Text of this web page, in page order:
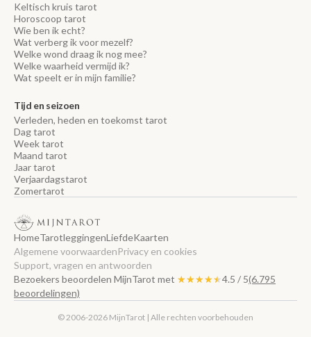
Keltisch kruis tarot
Horoscoop tarot
Wie ben ik echt?
Wat verberg ik voor mezelf?
Welke wond draag ik nog mee?
Welke waarheid vermijd ik?
Wat speelt er in mijn familie?
Tijd en seizoen
Verleden, heden en toekomst tarot
Dag tarot
Week tarot
Maand tarot
Jaar tarot
Verjaardagstarot
Zomertarot
HomeTarotleggingenLiefdeKaarten
Algemene voorwaardenPrivacy en cookies
Support, vragen en antwoorden
Bezoekers beoordelen MijnTarot met ★★★★★
★★★★★4.5 / 5(6.795
beoordelingen)
© 2006-2026 MijnTarot | Alle rechten voorbehouden